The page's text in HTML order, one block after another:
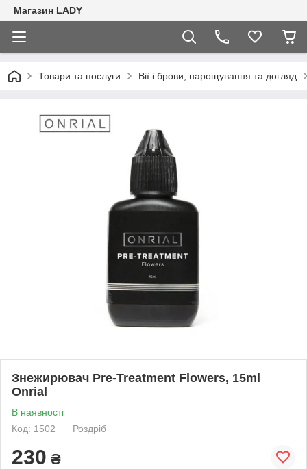
Магазин LADY
Товари та послуги Вії і брови, нарощування та догляд
Знежирювач Pre-Treatment Flowers, 15ml
Onrial
В наявності
Код: 1502
Роздріб
230 ₴